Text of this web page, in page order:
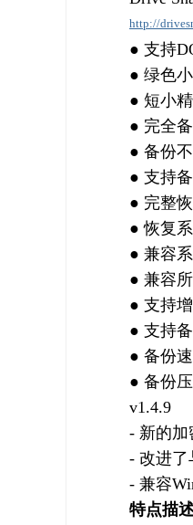
http://
● 支持
● 绿色
● 短小
● 完全
● 备份
● 支持
● 完整
● 恢复
● 兼容
● 兼容
● 支持
● 支持
● 备份
● 备份
v1.4.9
- 新的加
- 改进了
- 兼容
特点描